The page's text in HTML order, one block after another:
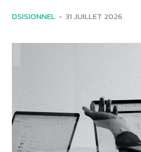
DSISIONNEL - 31 JUILLET 2026